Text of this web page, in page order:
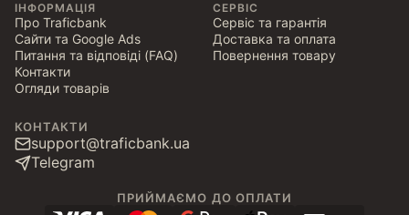
ІНФОРМАЦІЯ
Про Traficbank
Сайти та Google Ads
Питання та відповіді (FAQ)
Контакти
Огляди товарів
СЕРВІС
Сервіс та гарантія
Доставка та оплата
Повернення товару
КОНТАКТИ
support@traficbank.ua
Telegram
ПРИЙМАЄМО ДО ОПЛАТИ